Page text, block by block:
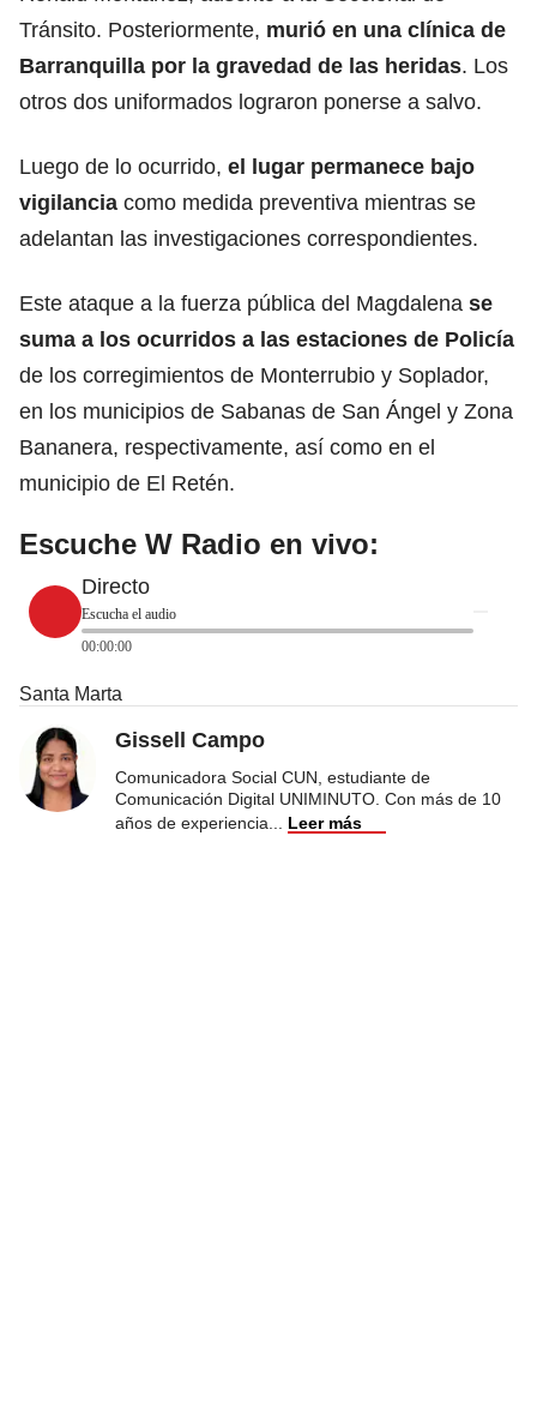
Tránsito. Posteriormente, murió en una clínica de
Barranquilla por la gravedad de las heridas. Los
otros dos uniformados lograron ponerse a salvo.
Luego de lo ocurrido, el lugar permanece bajo
vigilancia como medida preventiva mientras se
adelantan las investigaciones correspondientes.
Este ataque a la fuerza pública del Magdalena se
suma a los ocurridos a las estaciones de Policía
de los corregimientos de Monterrubio y Soplador,
en los municipios de Sabanas de San Ángel y Zona
Bananera, respectivamente, así como en el
municipio de El Retén.
Escuche W Radio en vivo:
Directo
Escucha el audio
00:00:00
Santa Marta
Gissell Campo
Comunicadora Social CUN, estudiante de
Comunicación Digital UNIMINUTO. Con más de 10
años de experiencia
Leer más